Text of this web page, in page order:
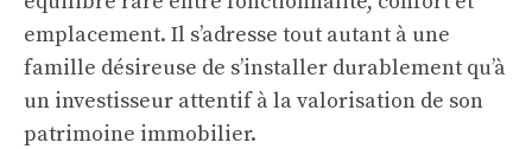
emplacement. Il s’adresse tout autant à une
famille désireuse de s’installer durablement qu’à
un investisseur attentif à la valorisation de son
patrimoine immobilier.